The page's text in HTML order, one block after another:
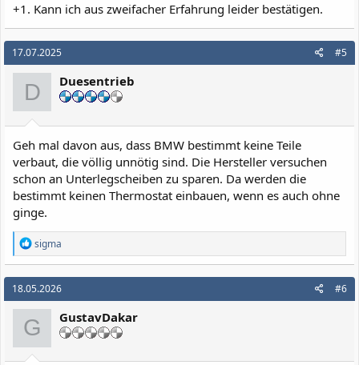
+1. Kann ich aus zweifacher Erfahrung leider bestätigen.
17.07.2025 #5
D Duesentrieb
Geh mal davon aus, dass BMW bestimmt keine Teile
verbaut, die völlig unnötig sind. Die Hersteller versuchen
schon an Unterlegscheiben zu sparen. Da werden die
bestimmt keinen Thermostat einbauen, wenn es auch ohne
ginge.
R
e
a
k
t
i
o
n
e
n
sigma
18.05.2026 #6
G GustavDakar